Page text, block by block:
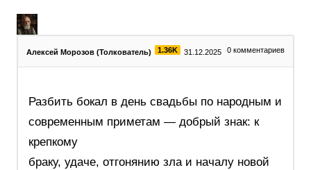
Алексей Морозов (Толкователь) 1.36K 31.12.2025 0 комментариев
Разбить бокал в день свадьбы по народным и
современным приметам — добрый знак: к
крепкому
браку, удаче, отгонянию зла и началу новой